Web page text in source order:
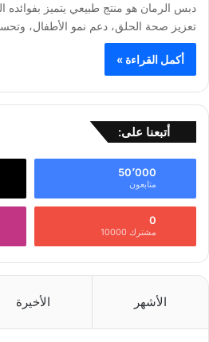
دبس الرمان هو منتج طبيعي يتميز بفوائده
تعزيز صحة الحلق، دعم نمو الأطفال،
أكمل القراءة »
أتبعنا على:
50٬000
متابعون
0
مشترك 10000
الأشهر الأخيرة